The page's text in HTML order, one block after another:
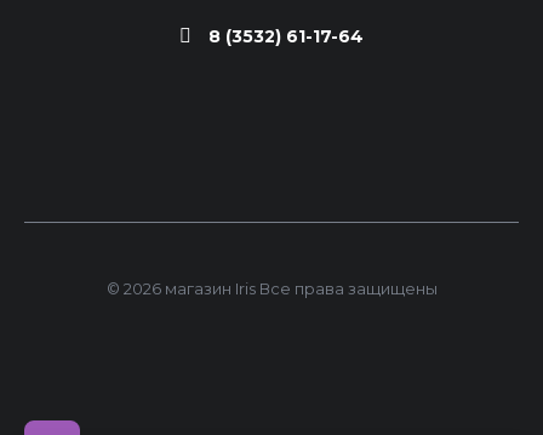
8 (3532) 61-17-64
© 2026 магазин Iris Все права защищены